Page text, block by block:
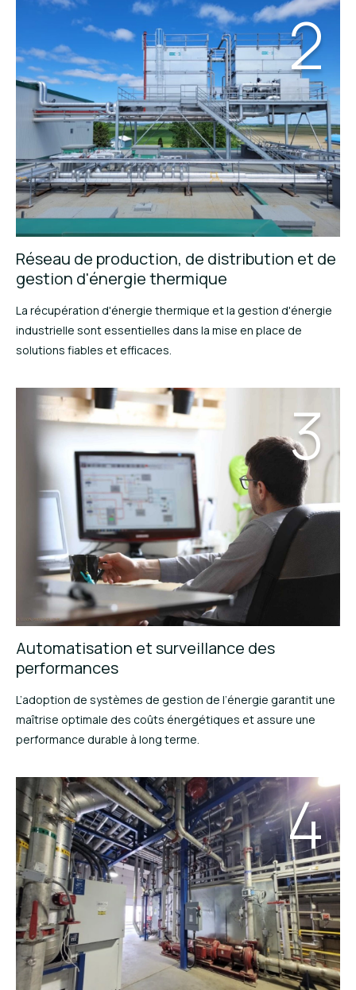
2
Réseau de production, de distribution et de
gestion d'énergie thermique
La récupération d'énergie thermique et la gestion d'énergie
industrielle sont essentielles dans la mise en place de
solutions fiables et efficaces.
3
Automatisation et surveillance des
performances
L’adoption de systèmes de gestion de l’énergie garantit une
maîtrise optimale des coûts énergétiques et assure une
performance durable à long terme.
4